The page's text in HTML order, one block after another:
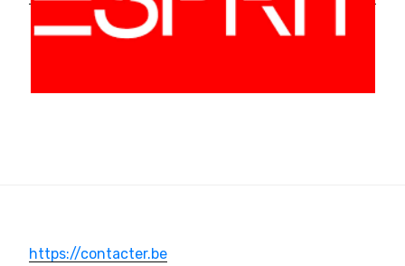
https://contacter.be